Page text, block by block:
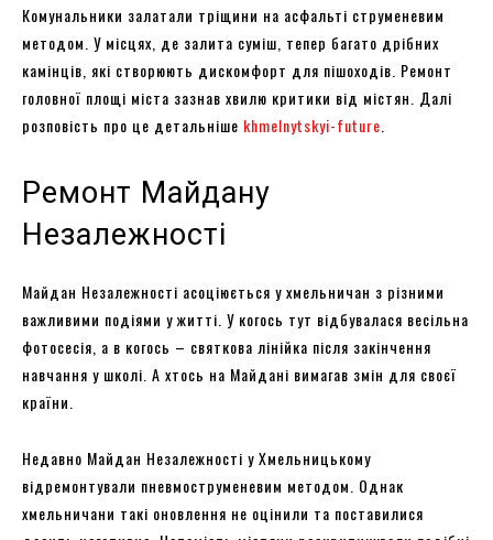
Комунальники залатали тріщини на асфальті струменевим
методом. У місцях, де залита суміш, тепер багато дрібних
камінців, які створюють дискомфорт для пішоходів. Ремонт
головної площі міста зазнав хвилю критики від містян. Далі
розповість про це детальніше khmelnytskyi-future
Ремонт Майдану
Незалежності
Майдан Незалежності асоціюється у хмельничан з різними
важливими подіями у житті. У когось тут відбувалася весільна
фотосесія, а в когось – святкова лінійка після закінчення
навчання у школі. А хтось на Майдані вимагав змін для своєї
країни.
Недавно Майдан Незалежності у Хмельницькому
відремонтували пневмоструменевим методом. Однак
хмельничани такі оновлення не оцінили та поставилися